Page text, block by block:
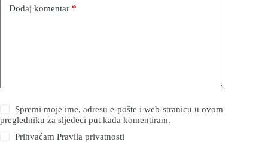
Dodaj komentar *
Spremi moje ime, adresu e-pošte i web-stranicu u ovom
pregledniku za sljedeci put kada komentiram.
PrihvaćamPravila privatnosti